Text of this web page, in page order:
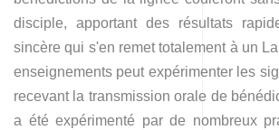
disciple, apportant des résultats
sincère qui s'en remet totalement à un
enseignements peut expérimenter les
recevant la transmission orale de
a été expérimenté par de nombreux